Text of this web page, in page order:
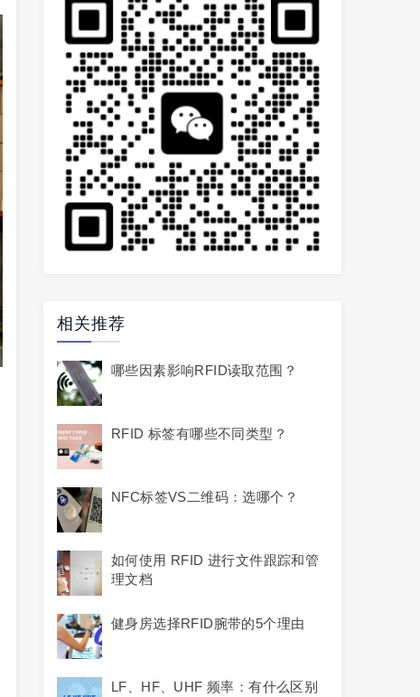
相关推荐
哪些因素影响RFID读取范围？
RFID 标签有哪些不同类型？
NFC标签VS二维码：选哪个？
如何使用 RFID 进行文件跟踪和管
理文档
健身房选择RFID腕带的5个理由
LF、HF、UHF 频率：有什么区别